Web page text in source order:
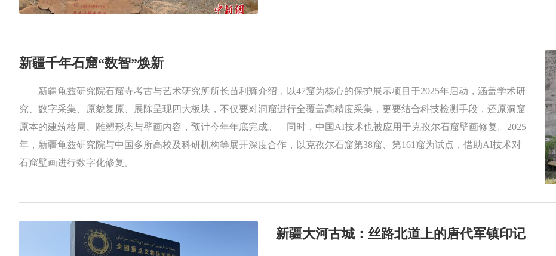
新疆千年石窟“数智”焕新
新疆龟兹研究院石窟寺考古与艺术研究所所长苗利辉介绍，以47窟为核心的保护展示项目于2025年启动，涵盖学术研
究、数字采集、原貌复原、展陈呈现四大板块，不仅要对洞窟进行全覆盖高精度采集，更要结合科技检测手段，还原洞窟
原本的建筑格局、雕塑形态与壁画内容，预计今年年底完成。 同时，中国AI技术也被应用于克孜尔石窟壁画修复。2025
年，新疆龟兹研究院与中国多所高校及科研机构等展开深度合作，以克孜尔石窟第38窟、第161窟为试点，借助AI技术对
石窟壁画进行数字化修复。
新疆大河古城：丝路北道上的唐代军镇印记